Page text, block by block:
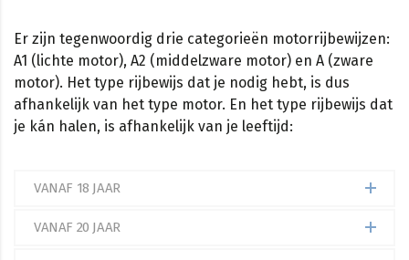
Er zijn tegenwoordig drie categorieën motorrijbewijzen:
A1 (lichte motor), A2 (middelzware motor) en A (zware
motor). Het type rijbewijs dat je nodig hebt, is dus
afhankelijk van het type motor. En het type rijbewijs dat
je kán halen, is afhankelijk van je leeftijd:
VANAF 18 JAAR
VANAF 20 JAAR